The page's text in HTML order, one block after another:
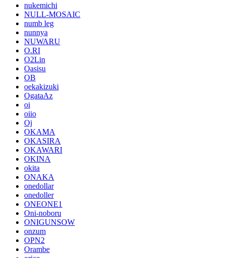
nukemichi
NULL-MOSAIC
numb leg
nunnya
NUWARU
O.RI
O2Lin
Oasisu
OB
oekakizuki
OgataAz
oi
oiio
Oj
OKAMA
OKASIRA
OKAWARI
OKINA
okita
ONAKA
onedollar
onedoller
ONEONE1
Oni-noboru
ONIGUNSOW
onzum
OPN2
Orambe